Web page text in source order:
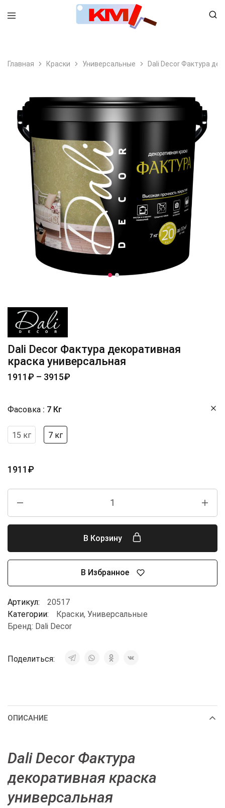
8 (495) 798-99-78
Главная Краски Универсальные Dali Decor Фактура
Dali Decor Фактура декоративная
краска универсальная
1911₽ – 3915₽
Фасовка 7 Кг
15 кг 7 кг
1911₽
В Корзину
В Избранное
Артикул:
20517
Категории:
Краски, Универсальные
Бренд: Dali Decor
Поделиться:
ОПИСАНИЕ
Dali Decor Фактура
декоративная краска
универсальная